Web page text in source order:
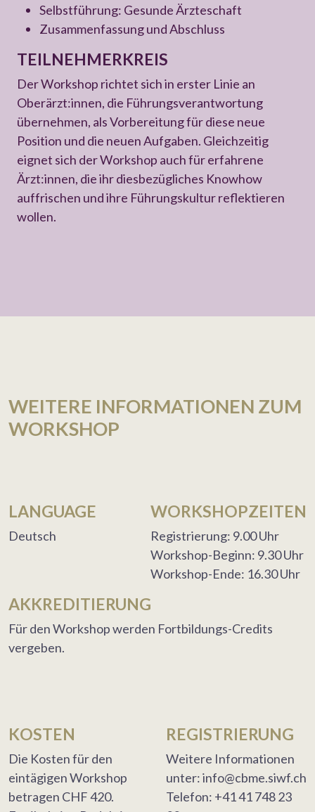
Selbstführung: Gesunde Ärzteschaft
Zusammenfassung und Abschluss
TEILNEHMERKREIS
Der Workshop richtet sich in erster Linie an
Oberärzt:innen, die Führungsverantwortung
übernehmen, als Vorbereitung für diese neue
Position und die neuen Aufgaben. Gleichzeitig
eignet sich der Workshop auch für erfahrene
Ärzt:innen, die ihr diesbezügliches Knowhow
auffrischen und ihre Führungskultur reflektieren
wollen.
WEITERE INFORMATIONEN ZUM
WORKSHOP
LANGUAGE
Deutsch
WORKSHOPZEITEN
Registrierung: 9.00 Uhr
Workshop-Beginn: 9.30 Uhr
Workshop-Ende: 16.30 Uhr
AKKREDITIERUNG
Für den Workshop werden Fortbildungs-Credits
vergeben.
KOSTEN
Die Kosten für den
eintägigen Workshop
betragen CHF 420.
REGISTRIERUNG
Weitere Informationen
unter: info@cbme.siwf.ch
Telefon: +41 41 748 23